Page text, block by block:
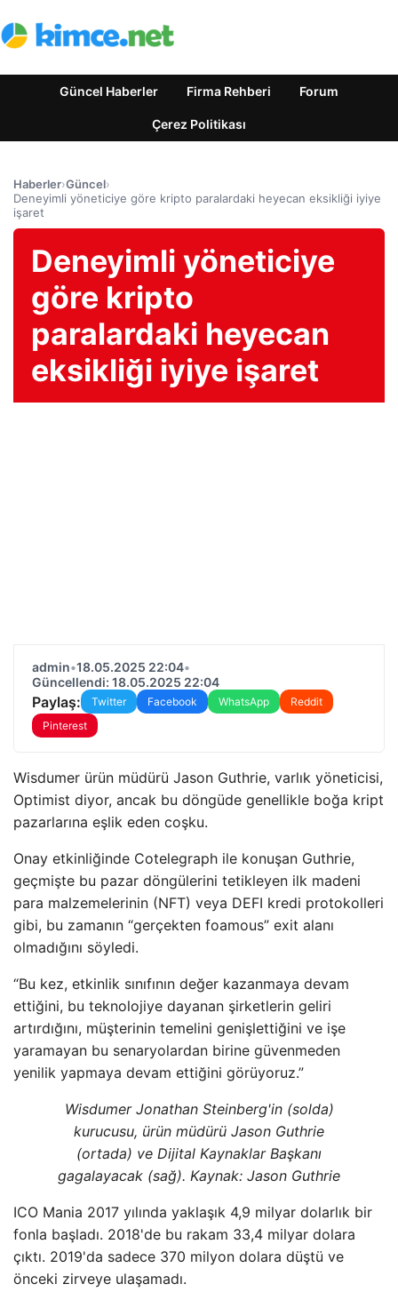
Güncel Haberler Firma Rehberi Forum
Çerez Politikası
Haberler›Güncel›
Deneyimli yöneticiye göre kripto paralardaki heyecan eksikliği iyiye
işaret
Deneyimli yöneticiye
göre kripto
paralardaki heyecan
eksikliği iyiye işaret
admin•18.05.2025 22:04•
Güncellendi: 18.05.2025 22:04
Paylaş: Twitter Facebook WhatsApp
Reddit
Pinterest
Wisdumer ürün müdürü Jason Guthrie, varlık yöneticisi,
Optimist diyor, ancak bu döngüde genellikle boğa kript
pazarlarına eşlik eden coşku.
Onay etkinliğinde Cotelegraph ile konuşan Guthrie,
geçmişte bu pazar döngülerini tetikleyen ilk madeni
para malzemelerinin (NFT) veya DEFI kredi protokolleri
gibi, bu zamanın “gerçekten foamous” exit alanı
olmadığını söyledi.
“Bu kez, etkinlik sınıfının değer kazanmaya devam
ettiğini, bu teknolojiye dayanan şirketlerin geliri
artırdığını, müşterinin temelini genişlettiğini ve işe
yaramayan bu senaryolardan birine güvenmeden
yenilik yapmaya devam ettiğini görüyoruz.”
Wisdumer Jonathan Steinberg'in (solda)
kurucusu, ürün müdürü Jason Guthrie
(ortada) ve Dijital Kaynaklar Başkanı
gagalayacak (sağ). Kaynak: Jason Guthrie
ICO Mania 2017 yılında yaklaşık 4,9 milyar dolarlık bir
fonla başladı. 2018'de bu rakam 33,4 milyar dolara
çıktı. 2019'da sadece 370 milyon dolara düştü ve
önceki zirveye ulaşamadı.